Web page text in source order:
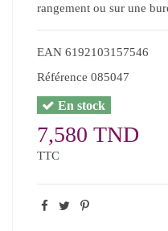
rangement ou sur une
EAN 6192103157546
Référence 085047
En stock
7,580 TND
TTC